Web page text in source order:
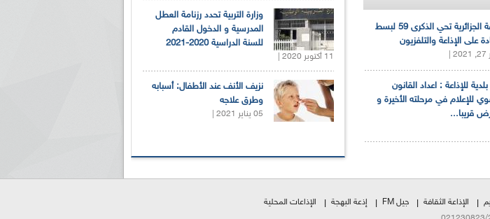
الإذاعة الجزائرية تحي الذكرى 59 لبسط
على الإذاعة والتلفزيون
|
للإذاعة : اعداد القانون
للإعلام في مرحلته الأخيرة و
قريبا...
وزارة التربية تحدد رزنامة العطل
المدرسية و الدخول القادم
للسنة الدراسية 2020-2021
11 أكتوبر 2020 |
نزيف الأنف عند الأطفال: أسبابه
وطرق علاجه
05 يناير 2021 |
الإذاعة الثقافة جيل FM إذعة البهجة
الإذاعات المحلية